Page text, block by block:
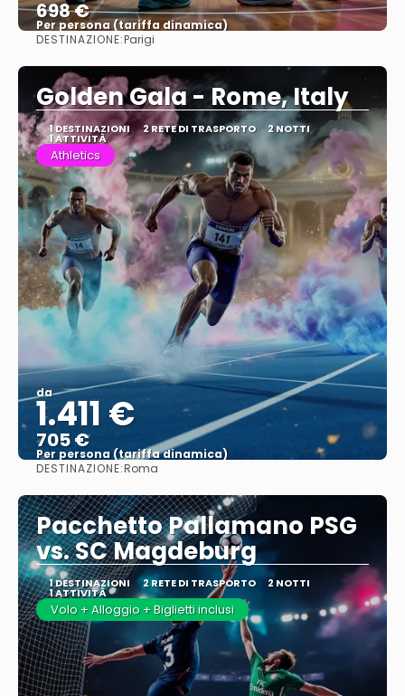
698 €
Per persona (tariffa dinamica)
DESTINAZIONE:Parigi
Golden Gala - Rome, Italy
1 DESTINAZIONI 2 RETE DI TRASPORTO 2 NOTTI
1 ATTIVITÀ
Athletics
da
1.411 €
705 €
Per persona (tariffa dinamica)
DESTINAZIONE:Roma
Pacchetto Pallamano PSG
vs. SC Magdeburg
1 DESTINAZIONI 2 RETE DI TRASPORTO 2 NOTTI
1 ATTIVITÀ
Volo + Alloggio + Biglietti inclusi